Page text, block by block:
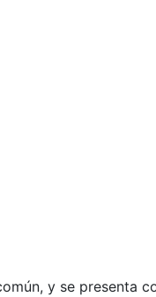
y se presenta